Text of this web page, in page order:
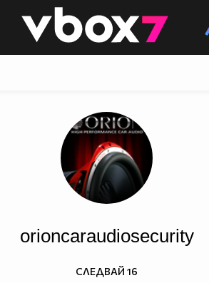
👾
orioncaraudiosecurity
СЛЕДВАЙ 16